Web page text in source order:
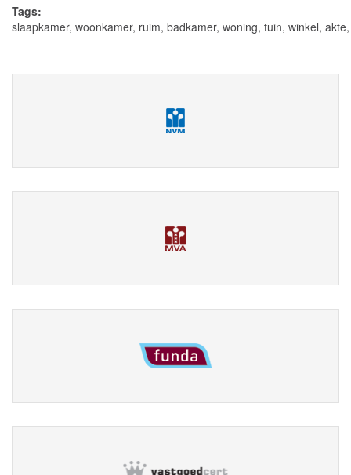
Tags:
slaapkamer, woonkamer, ruim, badkamer, woning, tuin, winkel, akte